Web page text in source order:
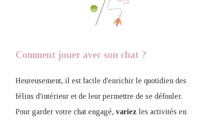
Comment jouer avec son chat ?
Heureusement, il est facile d'enrichir le quotidien des
félins d'intérieur et de leur permettre de se défouler.
Pour garder votre chat engagé, variez les activités en